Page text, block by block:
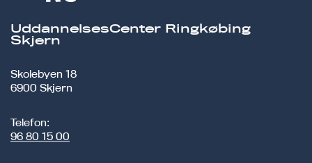
UddannelsesCenter Ringkøbing
Skjern
Skolebyen 18
6900 Skjern
Telefon:
96 80 15 00